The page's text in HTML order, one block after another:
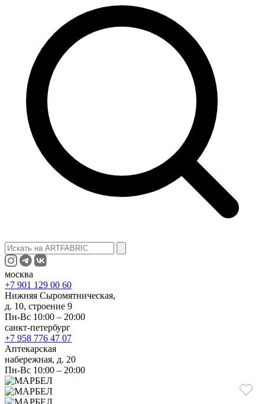
москва
+7 901 129 00 60
Нижняя Сыромятническая,
д. 10, строение 9
Пн-Вс 10:00 – 20:00
санкт-петербург
+7 958 776 47 07
Аптекарская
набережная, д. 20
Пн-Вс 10:00 – 20:00